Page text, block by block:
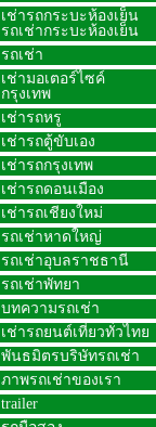
เช่ารถกระบะห้องเย็น
รถเช่ากระบะห้องเย็น
รถเช่า
เช่ามอเตอร์ไซค์
กรุงเทพ
เช่ารถหรู
เช่ารถตู้ขับเอง
เช่ารถกรุงเทพ
เช่ารถดอนเมือง
เช่ารถเชียงใหม่
รถเช่าหาดใหญ่
รถเช่าอุบลราชธานี
รถเช่าพัทยา
บทความรถเช่า
เช่ารถยนต์เที่ยวทั่วไทย
พันธมิตรบริษัทรถเช่า
ภาพรถเช่าของเรา
trailer